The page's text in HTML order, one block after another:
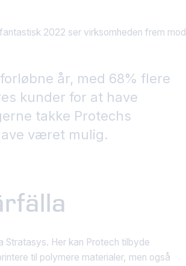
2022 ser virksomheden frem mod
år, med 68% flere
kunder for at have
takke Protechs
været mulig.
Stratasys. Her kan Protech tilbyde
til polymere materialer, men også